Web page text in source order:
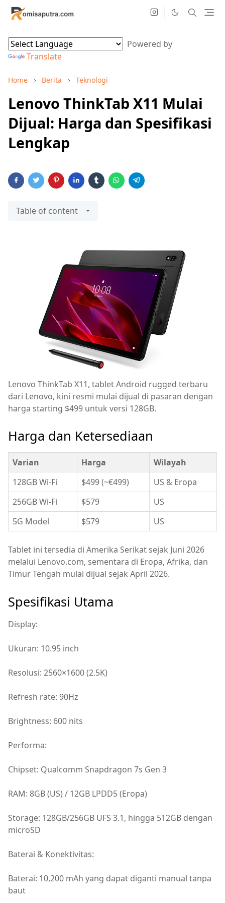
Powered by
Translate
Home Berita Teknologi
Lenovo ThinkTab X11 Mulai
Dijual: Harga dan Spesifikasi
Lengkap
Table of content
Lenovo ThinkTab X11, tablet Android rugged terbaru
dari Lenovo, kini resmi mulai dijual di pasaran dengan
harga starting $499 untuk versi 128GB.
Harga dan Ketersediaan
Varian Harga
Wilayah
128GB Wi-Fi
$499 (~€499)
US & Eropa
256GB Wi-Fi
$579
US
5G Model
$579 US
Tablet ini tersedia di Amerika Serikat sejak Juni 2026
melalui Lenovo.com, sementara di Eropa, Afrika, dan
Timur Tengah mulai dijual sejak April 2026.
Spesifikasi Utama
Display:
Ukuran: 10.95 inch
Resolusi: 2560×1600 (2.5K)
Refresh rate: 90Hz
Brightness: 600 nits
Performa:
Chipset: Qualcomm Snapdragon 7s Gen 3
RAM: 8GB (US) / 12GB LPDD5 (Eropa)
Storage: 128GB/256GB UFS 3.1, hingga 512GB dengan
microSD
Baterai & Konektivitas:
Baterai: 10,200 mAh yang dapat diganti manual tanpa
baut